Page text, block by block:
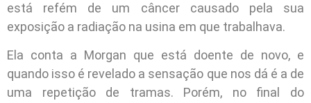
está refém de um câncer causado pela sua
exposição a radiação na usina em que trabalhava.
Ela conta a Morgan que está doente de novo, e
quando isso é revelado a sensação que nos dá é a de
uma repetição de tramas. Porém, no final do